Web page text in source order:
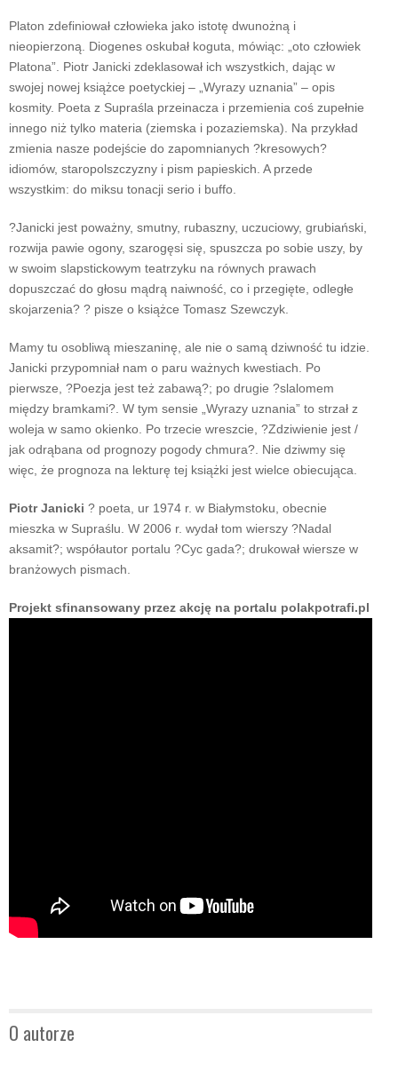
Platon zdefiniował człowieka jako istotę dwunożną i
nieopierzoną. Diogenes oskubał koguta, mówiąc: „oto człowiek
Platona”. Piotr Janicki zdeklasował ich wszystkich, dając w
swojej nowej książce poetyckiej – „Wyrazy uznania” – opis
kosmity. Poeta z Supraśla przeinacza i przemienia coś zupełnie
innego niż tylko materia (ziemska i pozaziemska). Na przykład
zmienia nasze podejście do zapomnianych ?kresowych?
idiomów, staropolszczyzny i pism papieskich. A przede
wszystkim: do miksu tonacji serio i buffo.
?Janicki jest poważny, smutny, rubaszny, uczuciowy, grubiański,
rozwija pawie ogony, szarogęsi się, spuszcza po sobie uszy, by
w swoim slapstickowym teatrzyku na równych prawach
dopuszczać do głosu mądrą naiwność, co i przegięte, odległe
skojarzenia? ? pisze o książce Tomasz Szewczyk.
Mamy tu osobliwą mieszaninę, ale nie o samą dziwność tu idzie.
Janicki przypomniał nam o paru ważnych kwestiach. Po
pierwsze, ?Poezja jest też zabawą?; po drugie ?slalomem
między bramkami?. W tym sensie „Wyrazy uznania” to strzał z
woleja w samo okienko. Po trzecie wreszcie, ?Zdziwienie jest /
jak odrąbana od prognozy pogody chmura?. Nie dziwmy się
więc, że prognoza na lekturę tej książki jest wielce obiecująca.
Piotr Janicki ? poeta, ur 1974 r. w Białymstoku, obecnie
mieszka w Supraślu. W 2006 r. wydał tom wierszy ?Nadal
aksamit?; współautor portalu ?Cyc gada?; drukował wiersze w
branżowych pismach.
Projekt sfinansowany przez akcję na portalu polakpotrafi.pl
O autorze